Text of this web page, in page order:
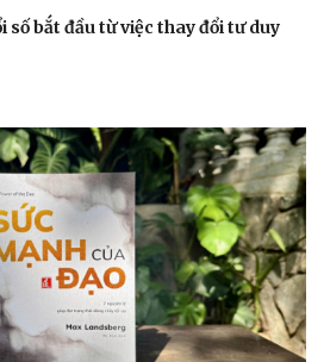
số bắt đầu từ việc thay đổi tư duy